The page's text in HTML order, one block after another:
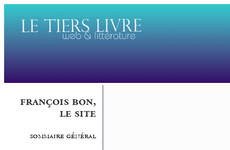
françois bon,
le site
sommaire général